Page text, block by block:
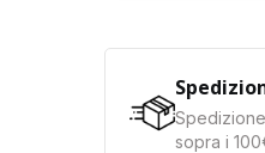
sopra i